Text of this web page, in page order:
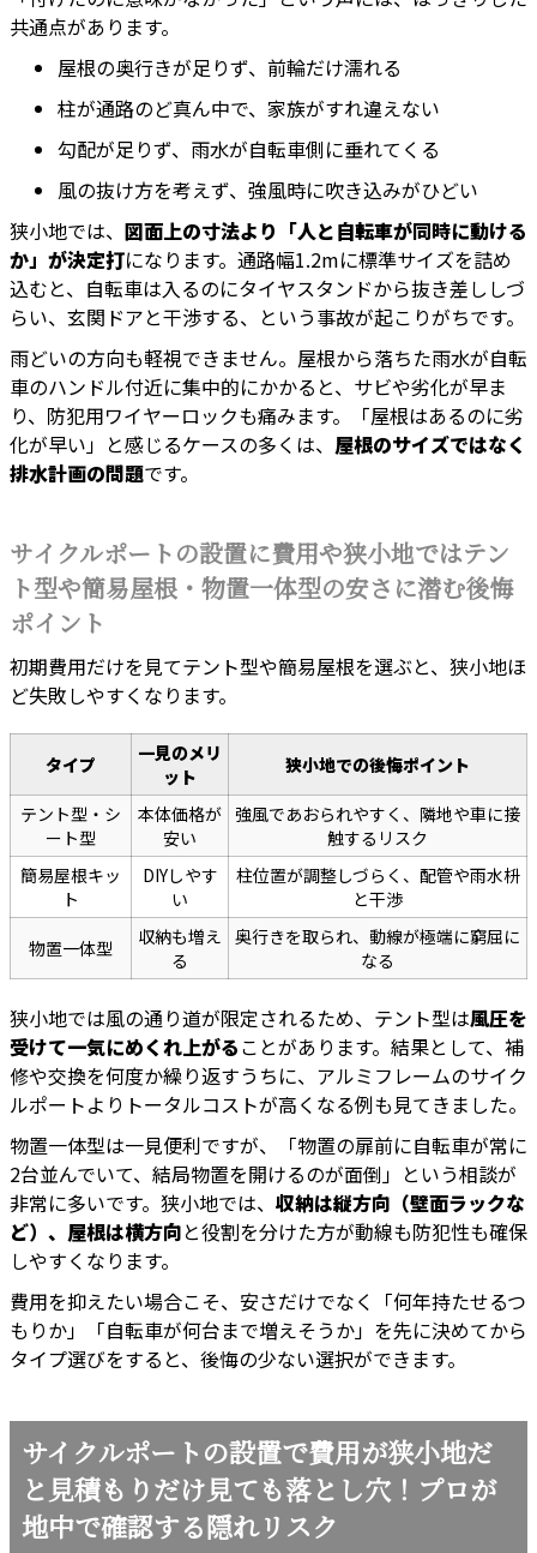
共通点があります。
屋根の奥行きが足りず、前輪だけ濡れる
柱が通路のど真ん中で、家族がすれ違えない
勾配が足りず、雨水が自転車側に垂れてくる
風の抜け方を考えず、強風時に吹き込みがひどい
狭小地では、 図面上の寸法より「人と自転車が同時に動ける
か」が決定打になります。通路幅1.2mに標準サイズを詰め
込むと、自転車は入るのにタイヤスタンドから抜き差ししづ
らい、玄関ドアと干渉する、という事故が起こりがちです。
雨どいの方向も軽視できません。屋根から落ちた雨水が自転
車のハンドル付近に集中的にかかると、サビや劣化が早ま
り、防犯用ワイヤーロックも痛みます。「屋根はあるのに劣
化が早い」と感じるケースの多くは、 屋根のサイズではなく
排水計画の問題です。
サイクルポートの設置に費用や狭小地ではテン
ト型や簡易屋根・物置一体型の安さに潜む後悔
ポイント
初期費用だけを見てテント型や簡易屋根を選ぶと、狭小地ほ
ど失敗しやすくなります。
タイプ
一見のメリ
ット
狭小地での後悔ポイント
テント型・シ
ート型
本体価格が
安い
強風であおられやすく、隣地や車に接
触するリスク
簡易屋根キッ
ト
DIYしやす
い
柱位置が調整しづらく、配管や雨水枡
と干渉
物置一体型
収納も増え
る
奥行きを取られ、動線が極端に窮屈に
なる
狭小地では風の通り道が限定されるため、テント型は風圧を
受けて一気にめくれ上がることがあります。結果として、補
修や交換を何度か繰り返すうちに、アルミフレームのサイク
ルポートよりトータルコストが高くなる例も見てきました。
物置一体型は一見便利ですが、「物置の扉前に自転車が常に
2台並んでいて、結局物置を開けるのが面倒」という相談が
非常に多いです。狭小地では、 収納は縦方向（壁面ラックな
ど）、屋根は横方向と役割を分けた方が動線も防犯性も確保
しやすくなります。
費用を抑えたい場合こそ、安さだけでなく「何年持たせるつ
もりか」「自転車が何台まで増えそうか」を先に決めてから
タイプ選びをすると、後悔の少ない選択ができます。
サイクルポートの設置で費用が狭小地だ
と見積もりだけ見ても落とし穴！プロが
地中で確認する隠れリスク